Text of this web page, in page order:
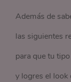
Además de
las siguientes
para que tu
y logres el look